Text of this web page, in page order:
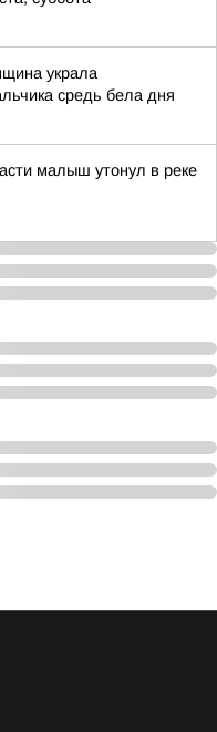
украла
средь бела дня
малыш утонул в реке